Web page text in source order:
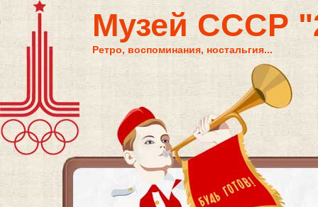
Музей СССР
Ретро, воспоминания, ностальгия...